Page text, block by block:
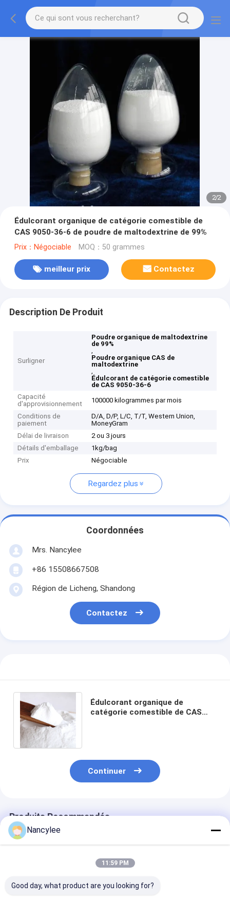
2/2
Édulcorant organique de catégorie comestible de
CAS 9050-36-6 de poudre de maltodextrine de 99%
Prix：Négociable MOQ：50 grammes
meilleur prix Contactez
Description De Produit
Surligner
Poudre organique de maltodextrine
de 99%
,
Poudre organique CAS de
maltodextrine
,
Édulcorant de catégorie comestible
de CAS 9050-36-6
Capacité
d'approvisionnement
100000 kilogrammes par mois
Conditions de
paiement
D/A, D/P, L/C, T/T, Western Union,
MoneyGram
Délai de livraison
2 ou 3 jours
Détails d'emballage
1kg/bag
Prix
Négociable
Regardez plus
Coordonnées
Mrs. Nancylee
+86 15508667508
Région de Licheng, Shandong
Contactez
Édulcorant organique de
catégorie comestible de CAS
Continuer
Produits Recommandés
Nancylee
11:59 PM
Good day, what product are you looking for?